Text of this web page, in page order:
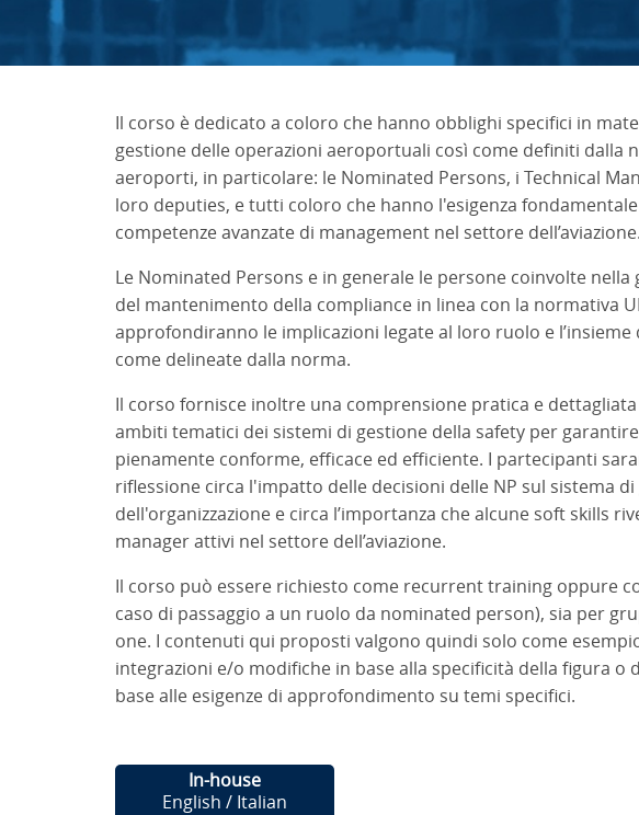
Il corso è dedicato a coloro che hanno obblighi specifici in
gestione delle operazioni aeroportuali così come definiti dalla
aeroporti, in particolare: le Nominated Persons, i Technical
loro deputies, e tutti coloro che hanno l'esigenza
competenze avanzate di management nel settore dell’aviazione.
Le Nominated Persons e in generale le persone coinvolte
del mantenimento della compliance in linea con la normativa
approfondiranno le implicazioni legate al loro ruolo e
come delineate dalla norma.
Il corso fornisce inoltre una comprensione pratica e
ambiti tematici dei sistemi di gestione della safety per
pienamente conforme, efficace ed efficiente. I partecipanti
riflessione circa l'impatto delle decisioni delle NP sul sistema di
dell'organizzazione e circa l’importanza che alcune soft skills
manager attivi nel settore dell’aviazione.
Il corso può essere richiesto come recurrent training oppure
caso di passaggio a un ruolo da nominated person), sia per
one. I contenuti qui proposti valgono quindi solo come
integrazioni e/o modifiche in base alla specificità della figura o
base alle esigenze di approfondimento su temi specifici.
In-house
English / Italian